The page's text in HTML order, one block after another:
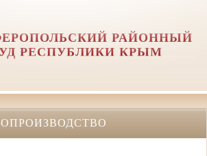
РАЙОННЫЙ
РЕСПУБЛИКИ КРЫМ